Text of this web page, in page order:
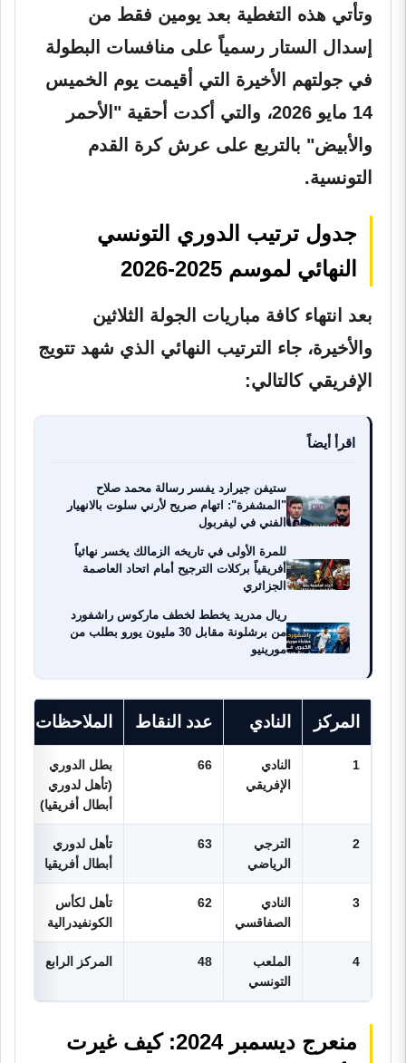
وتأتي هذه التغطية بعد يومين فقط من
إسدال الستار رسمياً على منافسات البطولة
في جولتهم الأخيرة التي أقيمت يوم الخميس
14 مايو 2026، والتي أكدت أحقية "الأحمر
والأبيض" بالتربع على عرش كرة القدم
التونسية.
جدول ترتيب الدوري التونسي
النهائي لموسم 2025-2026
بعد انتهاء كافة مباريات الجولة الثلاثين
والأخيرة، جاء الترتيب النهائي الذي شهد تتويج
الإفريقي كالتالي:
اقرأ أيضاً
ستيفن جيرارد يفسر رسالة محمد صلاح
"المشفرة": اتهام صريح لأرني سلوت بالانهيار
الفني في ليفربول
للمرة الأولى في تاريخه الزمالك يخسر نهائياً
أفريقياً بركلات الترجيح أمام اتحاد العاصمة
الجزائري
ريال مدريد يخطط لخطف ماركوس راشفورد
من برشلونة مقابل 30 مليون يورو بطلب من
مورينيو
المركز النادي عدد النقاط الملاحظات
1
النادي
الإفريقي
66
بطل الدوري
(تأهل لدوري
أبطال أفريقيا)
2
الترجي
الرياضي
63
تأهل لدوري
أبطال أفريقيا
3
النادي
الصفاقسي
62
تأهل لكأس
الكونفيدرالية
4
الملعب
التونسي
48 المركز الرابع
منعرج ديسمبر 2024: كيف غيرت